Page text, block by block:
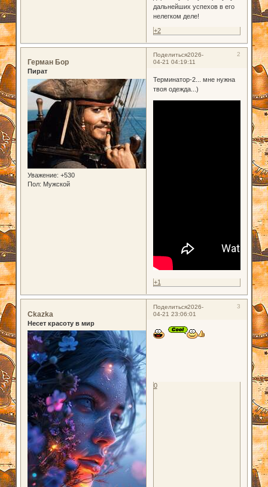
дальнейших успехов в его
нелегком деле!
+2
Поделиться 2
2026-
04-21 04:19:11
Герман Бор
Пират
Уважение: +530
Пол: Мужской
Терминатор-2... мне нужна
твоя одежда...)
+1
Поделиться 3
2026-
04-21 23:06:01
Ckazka
Несет красоту в мир
0